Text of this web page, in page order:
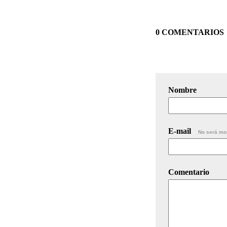
0 COMENTARIOS
Nombre
E-mail No será
Comentario